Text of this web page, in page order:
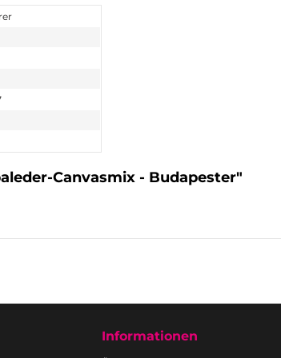
Canvasmix - Budapester"
Informationen